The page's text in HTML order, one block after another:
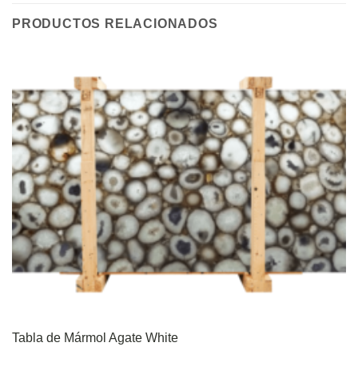
PRODUCTOS RELACIONADOS
Tabla de Mármol Agate White